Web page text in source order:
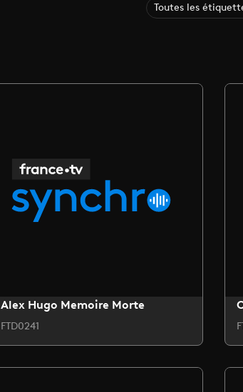
Toutes les
Alex Hugo Memoire Morte
FTD0241